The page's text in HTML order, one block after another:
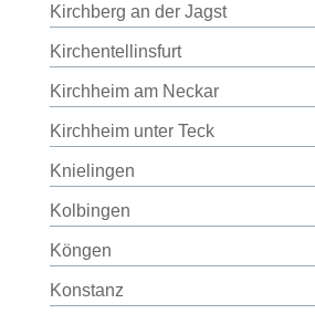
Kirchberg an der Jagst
Kirchentellinsfurt
Kirchheim am Neckar
Kirchheim unter Teck
Knielingen
Kolbingen
Köngen
Konstanz